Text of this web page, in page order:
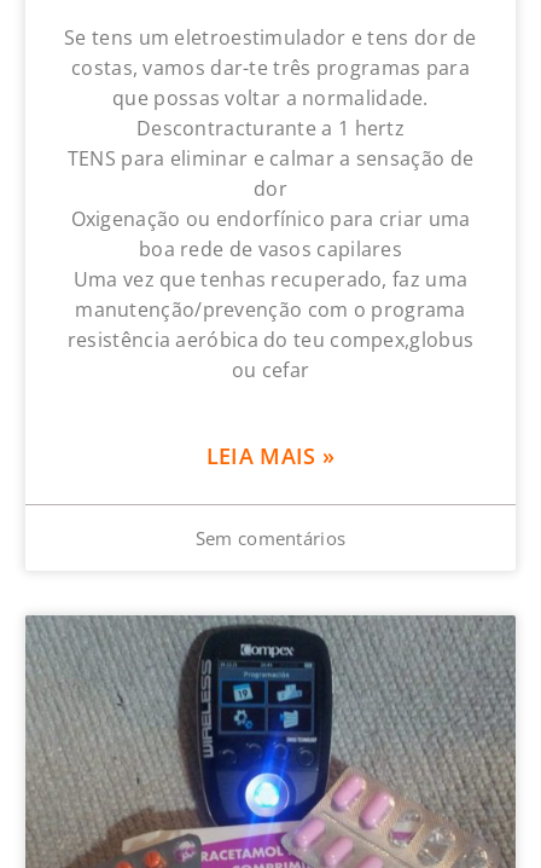
Se tens um eletroestimulador e tens dor de
costas, vamos dar-te três programas para
que possas voltar a normalidade.
Descontracturante a 1 hertz
TENS para eliminar e calmar a sensação de
dor
Oxigenação ou endorfínico para criar uma
boa rede de vasos capilares
Uma vez que tenhas recuperado, faz uma
manutenção/prevenção com o programa
resistência aeróbica do teu compex,globus
ou cefar
LEIA MAIS »
Sem comentários